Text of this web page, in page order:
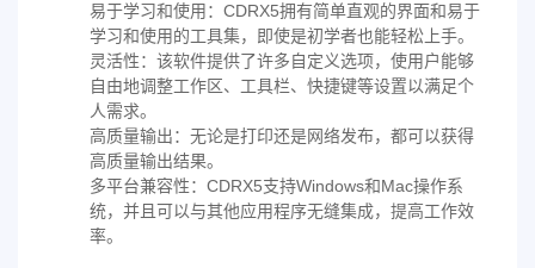
易于学习和使用：CDRX5拥有简单直观的界面和易于
学习和使用的工具集，即使是初学者也能轻松上手。
灵活性：该软件提供了许多自定义选项，使用户能够
自由地调整工作区、工具栏、快捷键等设置以满足个
人需求。
高质量输出：无论是打印还是网络发布，都可以获得
高质量输出结果。
多平台兼容性：CDRX5支持Windows和Mac操作系
统，并且可以与其他应用程序无缝集成，提高工作效
率。